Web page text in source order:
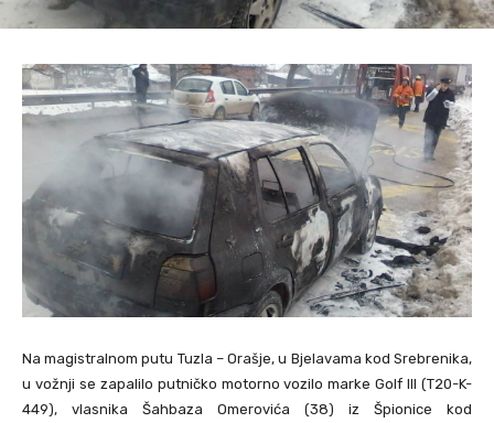
Na magistralnom putu Tuzla – Orašje, u Bjelavama kod Srebrenika,
u vožnji se zapalilo putničko motorno vozilo marke Golf III (T20-K-
449), vlasnika Šahbaza Omerovića (38) iz Špionice kod